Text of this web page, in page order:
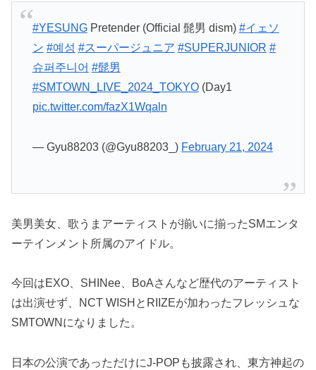
#YESUNGPretender (Official 髭男 dism) #イェソ
ン #예성 #スーパージュニア #SUPERJUNIOR #
슈퍼주니어 #髭男
#SMTOWN_LIVE_2024_TOKYO(Day1
pic.twitter.com/fazX1Wqaln
— Gyu88203 (@Gyu88203_) February 21, 2024
美男美女、歌うまアーティストが揃いに揃ったSMエンタ
ーテインメント所属のアイドル。
今回はEXO、SHINee、BoAさんなど歴代のアーティスト
は出演せず、NCT WISHとRIIZEが加わったフレッシュな
SMTOWNになりました。
日本の公演であっただけにJ-POPも披露され、東方神起の